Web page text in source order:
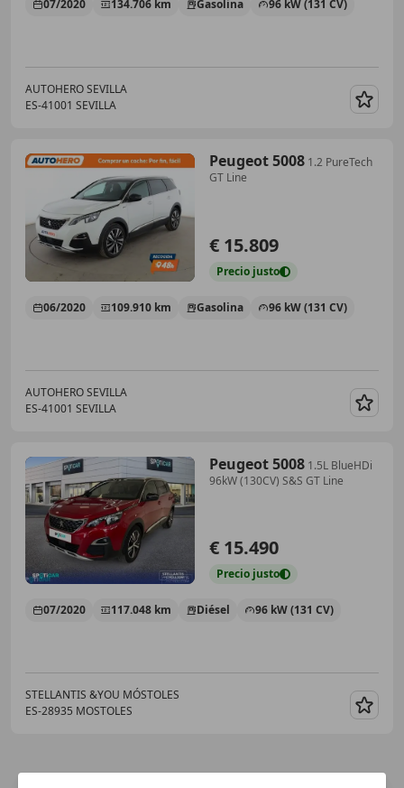
07/2020 134.706 km Gasolina 96 kW (131 CV)
AUTOHERO SEVILLA
ES-41001 SEVILLA
Peugeot 5008 1.2 PureTech
GT Line
€ 15.809
Precio justo
06/2020 109.910 km Gasolina 96 kW (131 CV)
AUTOHERO SEVILLA
ES-41001 SEVILLA
Peugeot 5008 1.5L BlueHDi
96kW (130CV) S&S GT Line
€ 15.490
Precio justo
07/2020 117.048 km Diésel 96 kW (131 CV)
STELLANTIS &YOU MÓSTOLES
ES-28935 MOSTOLES